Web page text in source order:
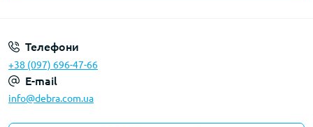
Телефони
+38 (097) 696-47-66
E-mail
info@debra.com.ua